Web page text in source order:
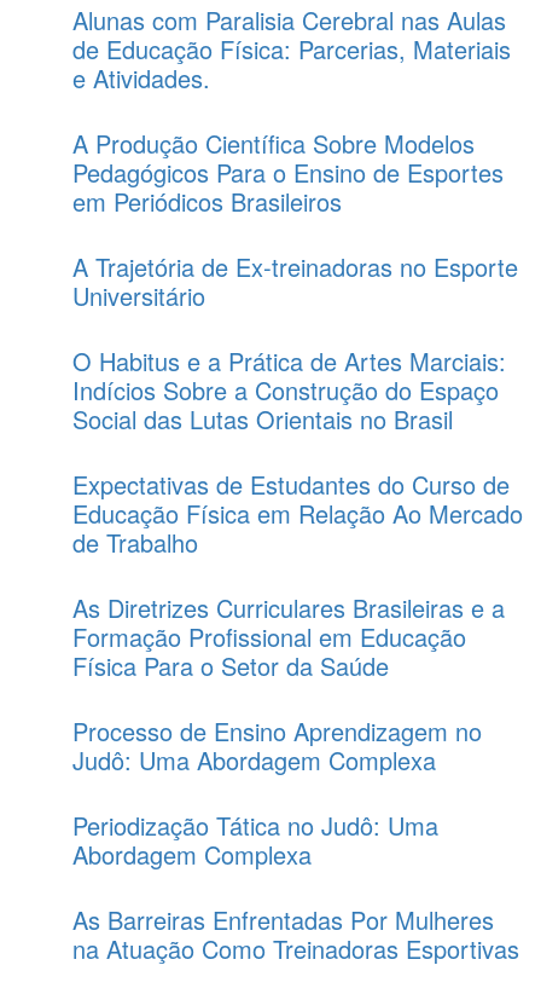
Alunas com Paralisia Cerebral nas Aulas
de Educação Física: Parcerias, Materiais
e Atividades.
A Produção Científica Sobre Modelos
Pedagógicos Para o Ensino de Esportes
em Periódicos Brasileiros
A Trajetória de Ex-treinadoras no Esporte
Universitário
O Habitus e a Prática de Artes Marciais:
Indícios Sobre a Construção do Espaço
Social das Lutas Orientais no Brasil
Expectativas de Estudantes do Curso de
Educação Física em Relação Ao Mercado
de Trabalho
As Diretrizes Curriculares Brasileiras e a
Formação Profissional em Educação
Física Para o Setor da Saúde
Processo de Ensino Aprendizagem no
Judô: Uma Abordagem Complexa
Periodização Tática no Judô: Uma
Abordagem Complexa
As Barreiras Enfrentadas Por Mulheres
na Atuação Como Treinadoras Esportivas